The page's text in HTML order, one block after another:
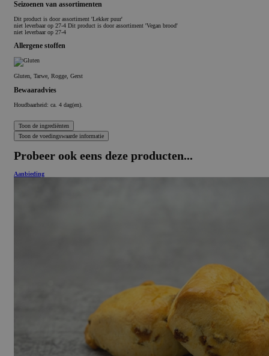
Seizoenen van assortimenten
Dit product is door assortiment 'Lekker puur'
niet leverbaar op 27-4 Dit product is door assortiment 'Vegan brood'
niet leverbaar op 27-4
Allergene stoffen
Gluten, Tarwe, Rogge, Gerst
Bewaaradvies
Houdbaarheid: ca. 4 dag(en).
Probeer ook eens deze producten...
Aanbieding